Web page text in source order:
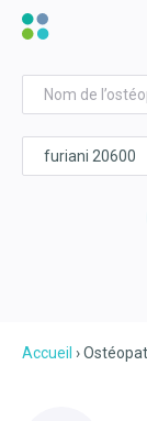
Accueil